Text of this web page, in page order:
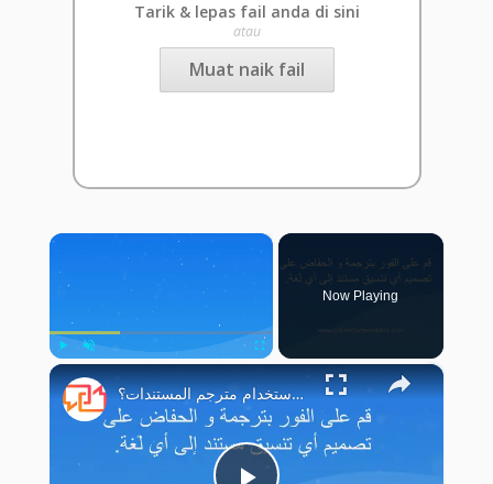
Tarik & lepas fail anda di sini
atau
Muat naik fail
×
Play Unmute Fullscreen
Now Playing
×
كيف يمكنني استخدام مترجم المستندات؟